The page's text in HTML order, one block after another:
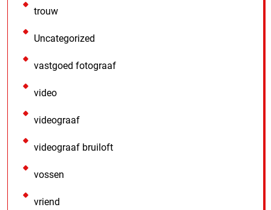
trouw
Uncategorized
vastgoed fotograaf
video
videograaf
videograaf bruiloft
vossen
vriend